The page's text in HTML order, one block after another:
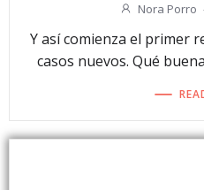
Nora Porro
Y así comienza el primer
casos nuevos. Qué